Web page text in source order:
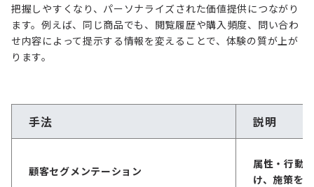
把握しやすくなり、パーソナライズされた価値提供につながり
ます。例えば、同じ商品でも、閲覧履歴や購入頻度、問い合わ
せ内容によって提示する情報を変えることで、体験の質が上が
ります。
手法 説明
顧客セグメンテーション
属性・行動
け、施策を